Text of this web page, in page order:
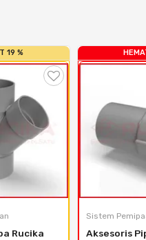
19 %
Rucika
Sistem
Aksesoris